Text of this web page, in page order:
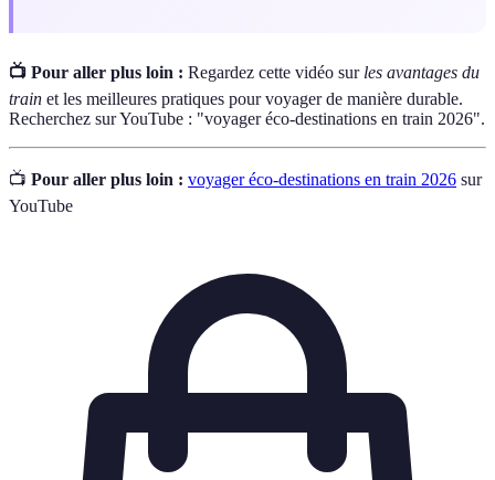
📺 Pour aller plus loin : Regardez cette vidéo sur les avantages du
train et les meilleures pratiques pour voyager de manière durable.
Recherchez sur YouTube : "voyager éco-destinations en train 2026".
📺 Pour aller plus loin : voyager éco-destinations en train 2026 sur
YouTube